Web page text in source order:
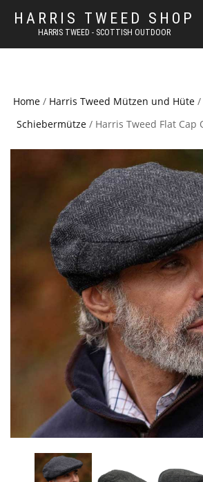
HARRIS TWEED SHOP
HARRIS TWEED - SCOTTISH OUTDOOR
Home/ Harris Tweed Mützen und Hüte/
Schiebermütze / Harris Tweed Flat Cap